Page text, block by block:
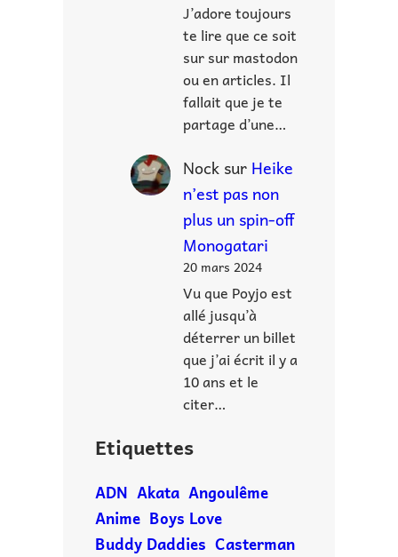
J’adore toujours
te lire que ce soit
sur sur mastodon
ou en articles. Il
fallait que je te
partage d’une…
Nocksur Heike
n’est pas non
plus un spin-off
Monogatari
20 mars 2024
Vu que Poyjo est
allé jusqu’à
déterrer un billet
que j’ai écrit il y a
10 ans et le
citer…
Etiquettes
ADN Akata Angoulême
Anime Boys Love
Buddy Daddies Casterman